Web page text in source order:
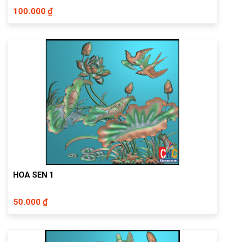
100.000 ₫
HOA SEN 1
50.000 ₫